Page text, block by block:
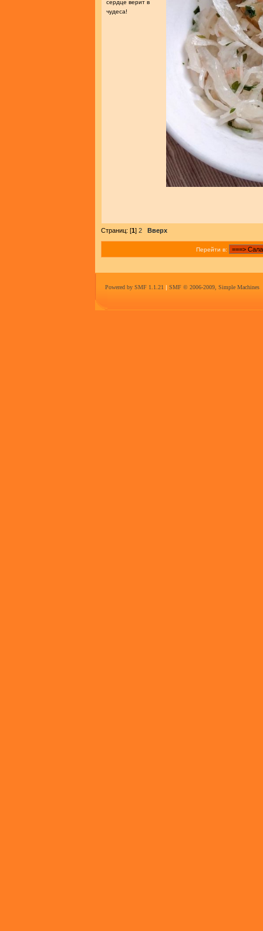
сердце верит в
чудеса!
Страниц: [1] 2 Вверх
Перейти в:
Powered by SMF 1.1.21 | SMF © 2006-2009, Simple Machines